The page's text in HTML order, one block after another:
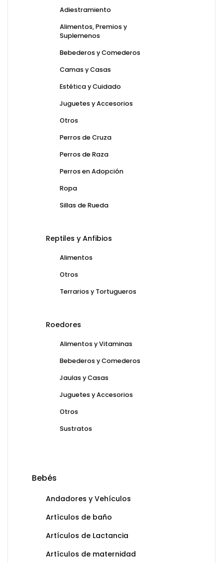
Adiestramiento
Alimentos, Premios y
Suplemenos
Bebederos y Comederos
Camas y Casas
Estética y Cuidado
Juguetes y Accesorios
Otros
Perros de Cruza
Perros de Raza
Perros en Adopción
Ropa
Sillas de Rueda
Reptiles y Anfibios
Alimentos
Otros
Terrarios y Tortugueros
Roedores
Alimentos y Vitaminas
Bebederos y Comederos
Jaulas y Casas
Juguetes y Accesorios
Otros
Sustratos
Bebés
Andadores y Vehículos
Artículos de baño
Artículos de Lactancia
Artículos de maternidad